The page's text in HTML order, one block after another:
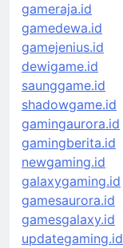
gameraja.id
gamedewa.id
gamejenius.id
dewigame.id
saunggame.id
shadowgame.id
gamingaurora.id
gamingberita.id
newgaming.id
galaxygaming.id
gamesaurora.id
gamesgalaxy.id
updategaming.id